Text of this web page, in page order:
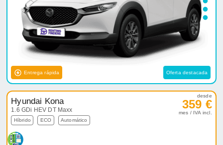
Entrega rápida Oferta destacada
Hyundai Kona
1.6 GDi HEV DT Maxx
Híbrido ECO Automático
desde
359 €
mes / IVA incl.